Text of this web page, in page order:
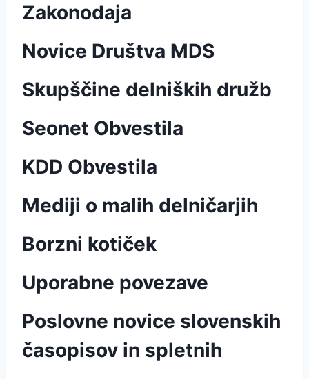
Zakonodaja
Novice Društva MDS
Skupščine delniških družb
Seonet Obvestila
KDD Obvestila
Mediji o malih delničarjih
Borzni kotiček
Uporabne povezave
Poslovne novice slovenskih
časopisov in spletnih